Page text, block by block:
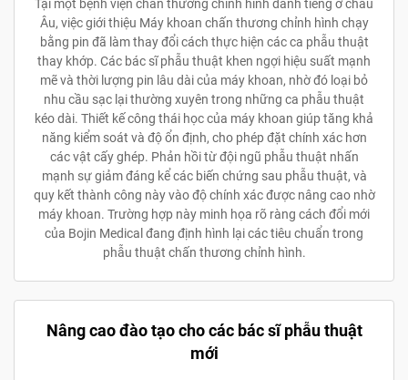
Tại một bệnh viện chấn thương chỉnh hình danh tiếng ở châu
Âu, việc giới thiệu Máy khoan chấn thương chỉnh hình chạy
bằng pin đã làm thay đổi cách thực hiện các ca phẫu thuật
thay khớp. Các bác sĩ phẫu thuật khen ngợi hiệu suất mạnh
mẽ và thời lượng pin lâu dài của máy khoan, nhờ đó loại bỏ
nhu cầu sạc lại thường xuyên trong những ca phẫu thuật
kéo dài. Thiết kế công thái học của máy khoan giúp tăng khả
năng kiểm soát và độ ổn định, cho phép đặt chính xác hơn
các vật cấy ghép. Phản hồi từ đội ngũ phẫu thuật nhấn
mạnh sự giảm đáng kể các biến chứng sau phẫu thuật, và
quy kết thành công này vào độ chính xác được nâng cao nhờ
máy khoan. Trường hợp này minh họa rõ ràng cách đổi mới
của Bojin Medical đang định hình lại các tiêu chuẩn trong
phẫu thuật chấn thương chỉnh hình.
Nâng cao đào tạo cho các bác sĩ phẫu thuật
mới